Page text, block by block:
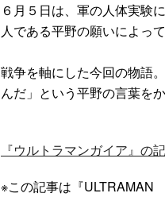
６月５日は、軍の人体実験
人である平野の願いによっ
戦争を軸にした今回の物語
んだ」という平野の言葉を
『ウルトラマンガイア』の
※この記事は『